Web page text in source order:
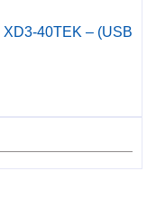
XD3-40TEK – (USB